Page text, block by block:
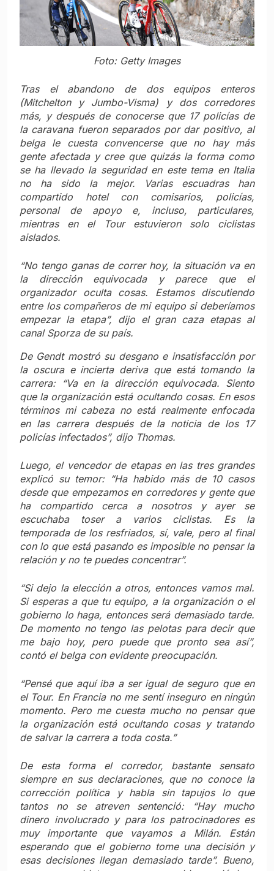
Foto: Getty Images
Tras el abandono de dos equipos enteros
(Mitchelton y Jumbo-Visma) y dos corredores
más, y después de conocerse que 17 policías de
la caravana fueron separados por dar positivo, al
belga le cuesta convencerse que no hay más
gente afectada y cree que quizás la forma como
se ha llevado la seguridad en este tema en Italia
no ha sido la mejor. Varias escuadras han
compartido hotel con comisarios, policías,
personal de apoyo e, incluso, particulares,
mientras en el Tour estuvieron solo ciclistas
aislados.
“No tengo ganas de correr hoy, la situación va en
la dirección equivocada y parece que el
organizador oculta cosas. Estamos discutiendo
entre los compañeros de mi equipo si deberíamos
empezar la etapa”, dijo el gran caza etapas al
canal Sporza de su país.
De Gendt mostró su desgano e insatisfacción por
la oscura e incierta deriva que está tomando la
carrera: “Va en la dirección equivocada. Siento
que la organización está ocultando cosas. En esos
términos micabeza no está realmente enfocada
en las carrera después de la noticia de los 17
policías infectados”, dijo Thomas.
Luego, el vencedor de etapas en las tres grandes
explicó su temor: “Ha habido más de 10 casos
desde que empezamos en corredores y gente que
ha compartido cerca a nosotros y ayer se
escuchaba toser a varios ciclistas. Es la
temporada de los resfriados, sí, vale, pero al final
con lo que está pasando es imposible no pensar la
relación y no te puedes concentrar”.
“Si dejo la elección a otros, entonces vamos mal.
Siesperas a que tu equipo, a la organización o el
gobierno lo haga, entonces será demasiado tarde.
De momento no tengo las pelotas para decir que
me bajo hoy, pero puede que pronto sea así”,
contó el belga con evidente preocupación.
“Pensé que aquí iba a ser igual de seguro que en
el Tour. En Francia no me sentí inseguro en ningún
momento. Pero me cuesta mucho no pensar que
la organización está ocultando cosas y tratando
de salvar la carrera a toda costa.”
De esta forma el corredor, bastante sensato
siempre en sus declaraciones, que no conoce la
corrección política y habla sin tapujos lo que
tantos no se atreven sentenció:
“Hay mucho
dinero involucrado y para los patrocinadores es
muy importante que vayamos a Milán. Están
esperando que el gobierno tome una decisión y
esas decisiones llegan demasiado tarde”. Bueno,